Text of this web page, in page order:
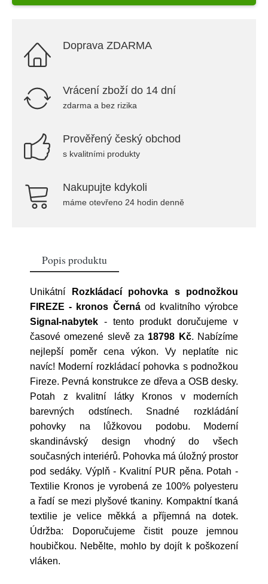
Doprava ZDARMA
Vrácení zboží do 14 dní
zdarma a bez rizika
Prověřený český obchod
s kvalitními produkty
Nakupujte kdykoli
máme otevřeno 24 hodin denně
Popis produktu
Unikátní
Rozkládací pohovka s podnožkou
FIREZE - kronos Černáod kvalitního výrobce
Signal-nabytek - tento produkt doručujeme v
časové omezené slevě za 18798 Kč. Nabízíme
nejlepší poměr cena výkon. Vy neplatíte nic
navíc! Moderní rozkládací pohovka s podnožkou
Fireze. Pevná konstrukce ze dřeva a OSB desky.
Potah z kvalitní látky Kronos v moderních
barevných odstínech. Snadné rozkládání
pohovky na lůžkovou podobu. Moderní
skandinávský design vhodný do všech
současných interiérů. Pohovka má úložný prostor
pod sedáky. Výplň - Kvalitní PUR pěna. Potah -
Textilie Kronos je vyrobená ze 100% polyesteru
a řadí se mezi plyšové tkaniny. Kompaktní tkaná
textilie je velice měkká a příjemná na dotek.
Údržba: Doporučujeme čistit pouze jemnou
houbičkou. Nebělte, mohlo by dojít k poškození
vláken.